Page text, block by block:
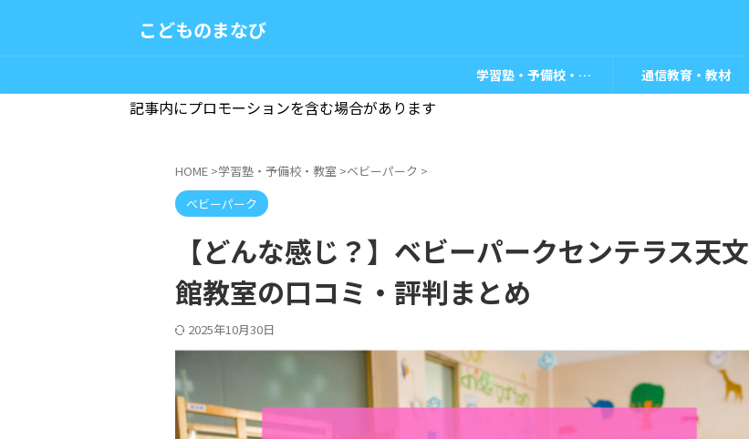
こどものまなび
学習塾・予備校・教室 通信教育・教材
記事内にプロモーションを含む場合があります
HOME >学習塾・予備校・教室 >ベビーパーク >
ベビーパーク
【どんな感じ？】ベビーパークセンテラス天文
館教室の口コミ・評判まとめ
2025年10月30日